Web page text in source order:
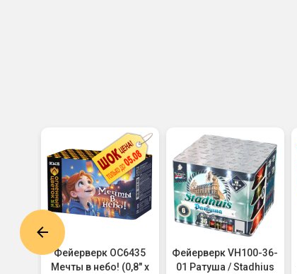
Фейерверк ОС6435
Мечты в небо! (0,8" х
Фейерверк VH100-36-
01 Ратуша / Stadhius